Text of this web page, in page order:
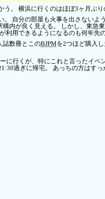
。 横浜に行くのはほぼ3ヶ月ぶり
自分の部屋も火事を出さない
内が良く見える。 しかし、東
用できるようになるのも何年先
誌数冊とこのBJPMを2つほど購入
行くが、特にこれと言ったイ
過ぎに帰宅。 あっちの方はすっ